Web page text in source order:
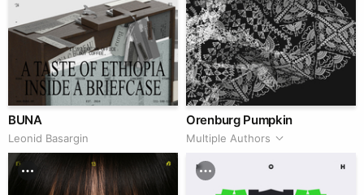
BUNA
Leonid Basargin
Orenburg Pumpkin
Multiple Authors